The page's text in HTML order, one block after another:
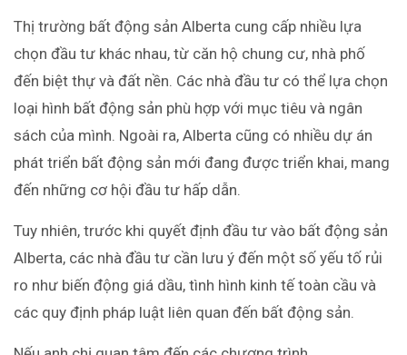
Thị trường bất động sản Alberta cung cấp nhiều lựa
chọn đầu tư khác nhau, từ căn hộ chung cư, nhà phố
đến biệt thự và đất nền. Các nhà đầu tư có thể lựa chọn
loại hình bất động sản phù hợp với mục tiêu và ngân
sách của mình. Ngoài ra, Alberta cũng có nhiều dự án
phát triển bất động sản mới đang được triển khai, mang
đến những cơ hội đầu tư hấp dẫn.
Tuy nhiên, trước khi quyết định đầu tư vào bất động sản
Alberta, các nhà đầu tư cần lưu ý đến một số yếu tố rủi
ro như biến động giá dầu, tình hình kinh tế toàn cầu và
các quy định pháp luật liên quan đến bất động sản.